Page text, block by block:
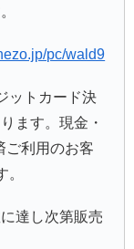
pc/wald9
ットカード決
ます。現金・
ご利用のお客
達し次第販売